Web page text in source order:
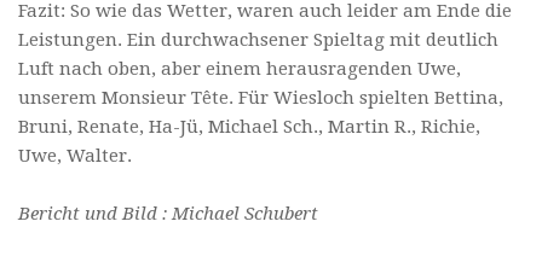
Fazit: So wie das Wetter, waren auch leider am Ende die
Leistungen. Ein durchwachsener Spieltag mit deutlich
Luft nach oben, aber einem herausragenden Uwe,
unserem Monsieur Tête. Für Wiesloch spielten Bettina,
Bruni, Renate, Ha-Jü, Michael Sch., Martin R., Richie,
Uwe, Walter.
Bericht und Bild : Michael Schubert